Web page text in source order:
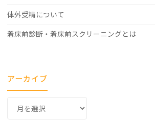
体外受精について
着床前診断・着床前スクリーニングとは
アーカイブ